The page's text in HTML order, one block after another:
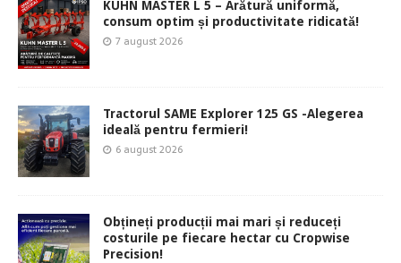
KUHN MASTER L 5 – Arătură uniformă,
consum optim și productivitate ridicată!
7 august 2026
Tractorul SAME Explorer 125 GS -Alegerea
ideală pentru fermieri!
6 august 2026
Obțineți producții mai mari și reduceți
costurile pe fiecare hectar cu Cropwise
Precision!